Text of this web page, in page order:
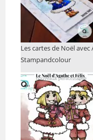
Les cartes de Noël
Stampandcolour